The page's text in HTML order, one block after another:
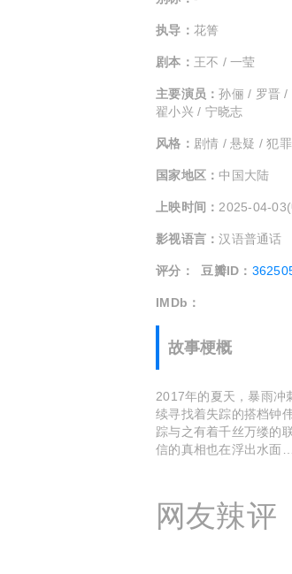
执导： 花箐
剧本： 王不 / 一莹
主要演员：孙俪 / 罗晋 /
翟小兴 / 宁晓志
风格： 剧情 / 悬疑 / 犯罪
国家地区： 中国大陆
上映时间： 2025-04-
影视语言：汉语普通话
评分： 豆瓣ID：
IMDb：
故事梗概
2017年的夏天，暴雨冲
续寻找着失踪的搭档钟
踪与之有着千丝万缕的
信的真相也在浮出水面
网友辣评